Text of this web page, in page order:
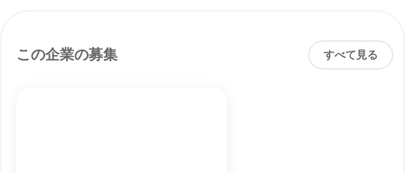
この企業の募集 すべて見る